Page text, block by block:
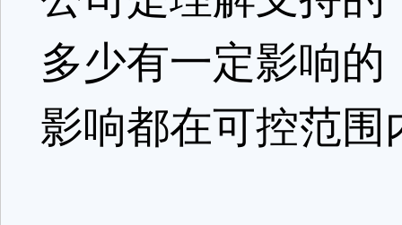
多少有一定影响
影响都在可控范围